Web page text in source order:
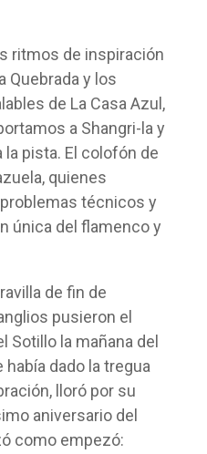
ritmos de inspiración
Quebrada y los
de La Casa Azul,
a Shangri-la y
pista. El colofón de
quienes
técnicos y
única del flamenco y
de fin de
pusieron el
Sotillo la mañana del
dado la tregua
lloró por su
aniversario del
como empezó: